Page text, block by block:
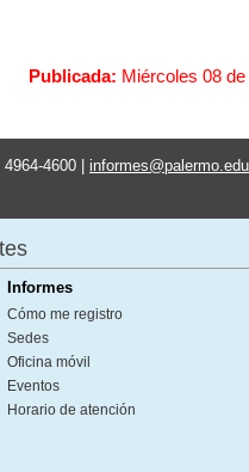
Publicada: Miércoles 08
4600 | informes@palermo.edu
Informes
Cómo me registro
Sedes
Oficina móvil
Eventos
Horario de atención